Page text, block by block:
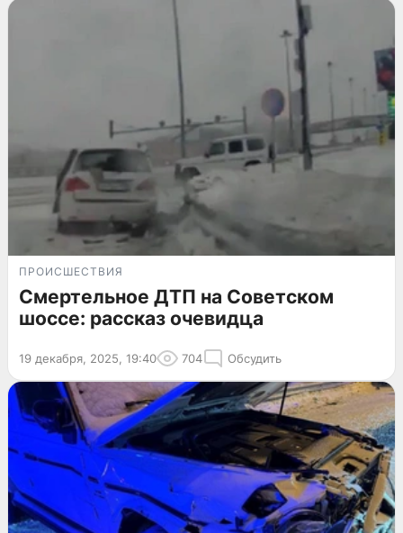
ПРОИСШЕСТВИЯ
Смертельное ДТП на Советском
шоссе: рассказ очевидца
19 декабря, 2025, 19:40 704 Обсудить